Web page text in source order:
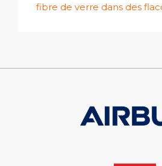
fibre de verre dans des